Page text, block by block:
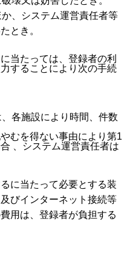
か、システム運営責任者等
とき。
当たっては、登録者の利
することにより次の手続
各施設により時間、件数
むを得ない事由により第1
、システム運営責任者は
に当たって必要とする装
びインターネット接続等
用は、登録者が負担する